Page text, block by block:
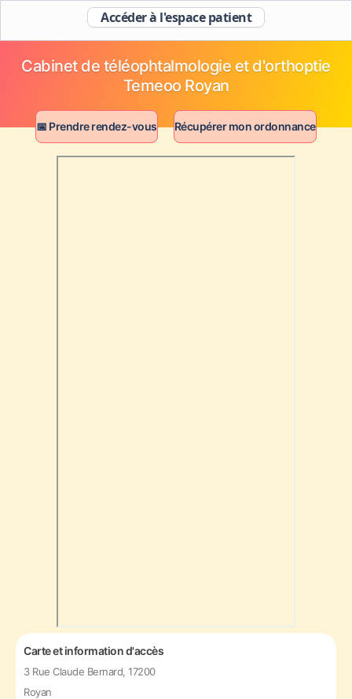
Accéder à l'espace patient
Cabinet de téléophtalmologie et d'orthoptie
Temeoo Royan
📅 Prendre rendez-vous Récupérer mon ordonnance
Carte et information d'accès
3 Rue Claude Bernard, 17200
Royan